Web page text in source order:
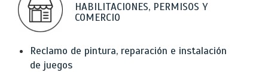
HABILITACIONES, PERMISOS Y
COMERCIO
Reclamo de pintura, reparación e instalación
de juegos